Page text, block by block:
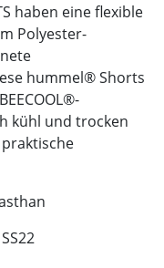
haben eine flexible
Polyester-
hummel® Shorts
kühl und trocken